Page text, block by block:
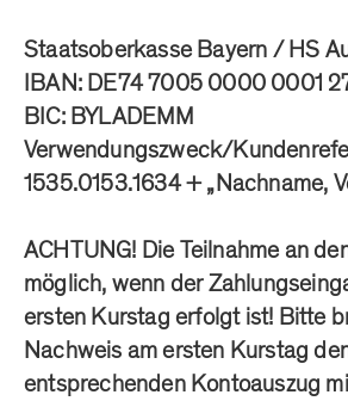
Staatsoberkasse Bayern / HS
IBAN: DE74 7005 0000 0001
BIC: BYLADEMM
Verwendungszweck/
1535.0153.1634 + „Nachname,
ACHTUNG! Die Teilnahme an
möglich, wenn der
ersten Kurstag erfolgt ist! Bitte
Nachweis am ersten Kurstag
entsprechenden Kontoauszug